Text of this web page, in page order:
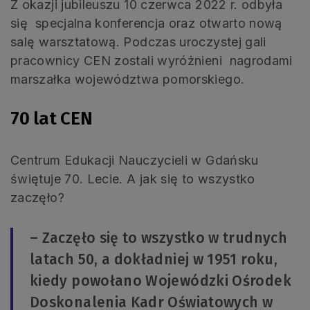
Z okazji jubileuszu 10 czerwca 2022 r. odbyła
się specjalna konferencja oraz otwarto nową
salę warsztatową. Podczas uroczystej gali
pracownicy CEN zostali wyróżnieni nagrodami
marszałka województwa pomorskiego.
70 lat CEN
Centrum Edukacji Nauczycieli w Gdańsku
świętuje 70. Lecie. A jak się to wszystko
zaczęło?
– Zaczęło się to wszystko w trudnych
latach 50, a dokładniej w 1951 roku,
kiedy powołano Wojewódzki Ośrodek
Doskonalenia Kadr Oświatowych w